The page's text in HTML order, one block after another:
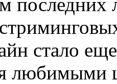
стало